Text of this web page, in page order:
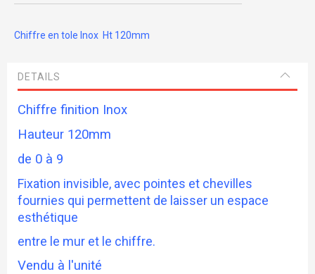
Chiffre en tole Inox Ht 120mm
DETAILS
Chiffre finition Inox
Hauteur 120mm
de 0 à 9
Fixation invisible, avec pointes et chevilles
fournies qui permettent de laisser un espace
esthétique
entre le mur et le chiffre.
Vendu à l'unité